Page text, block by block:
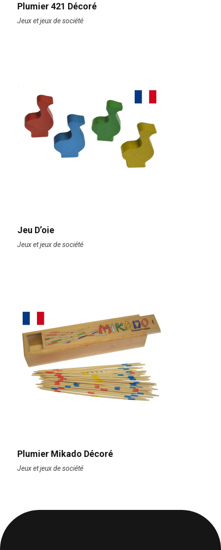
Plumier 421 Décoré
Jeux et jeux de société
Jeu D’oie
Jeux et jeux de société
Plumier Mikado Décoré
Jeux et jeux de société